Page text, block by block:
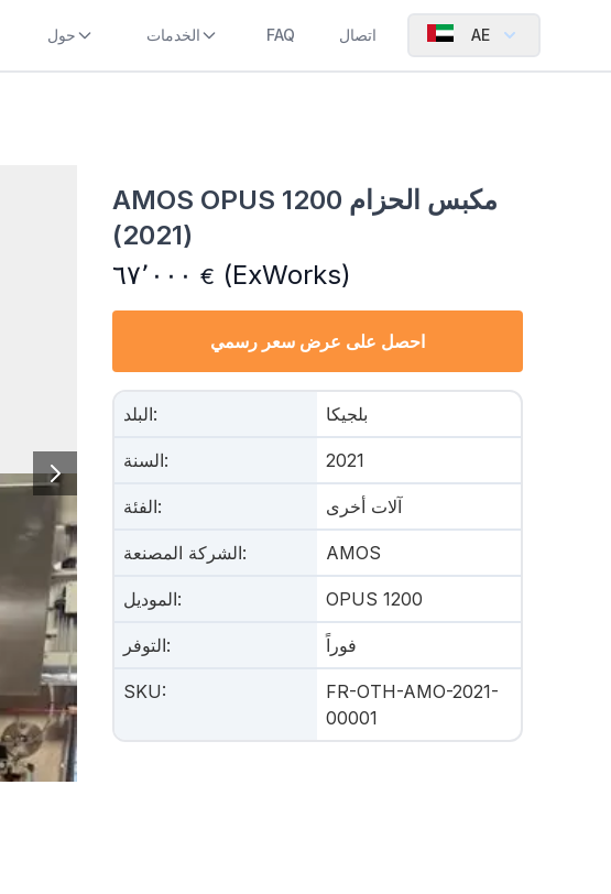
حول الخدمات FAQ اتصال AE
AMOS OPUS 1200 مكبس الحزام
(2021)
٦٧٬٠٠٠ € (ExWorks)
احصل على عرض سعر رسمي
البلد: بلجيكا
السنة: 2021
الفئة: آلات أخرى
الشركة المصنعة: AMOS
الموديل: OPUS 1200
التوفر: فوراً
SKU:
FR-OTH-AMO-2021-
00001